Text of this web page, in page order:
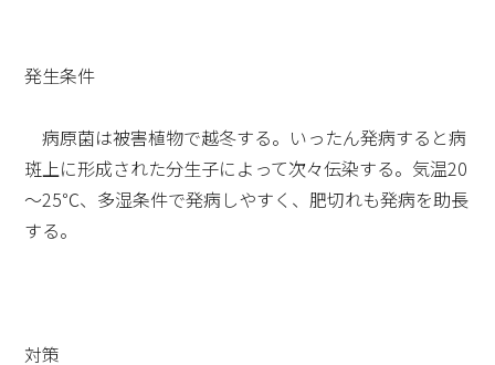
発生条件
病原菌は被害植物で越冬する。いったん発病すると病
斑上に形成された分生子によって次々伝染する。気温20
～25℃、多湿条件で発病しやすく、肥切れも発病を助長
する。
対策